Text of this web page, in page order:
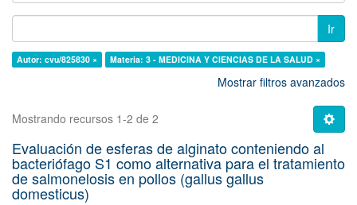
Ir
Autor: cvu/825830 × Materia: 3 - MEDICINA Y CIENCIAS DE LA SALUD ×
Mostrar filtros avanzados
Mostrando recursos 1-2 de 2
Evaluación de esferas de alginato conteniendo al
bacteriófago S1 como alternativa para el tratamiento
de salmonelosis en pollos (gallus gallus
domesticus)